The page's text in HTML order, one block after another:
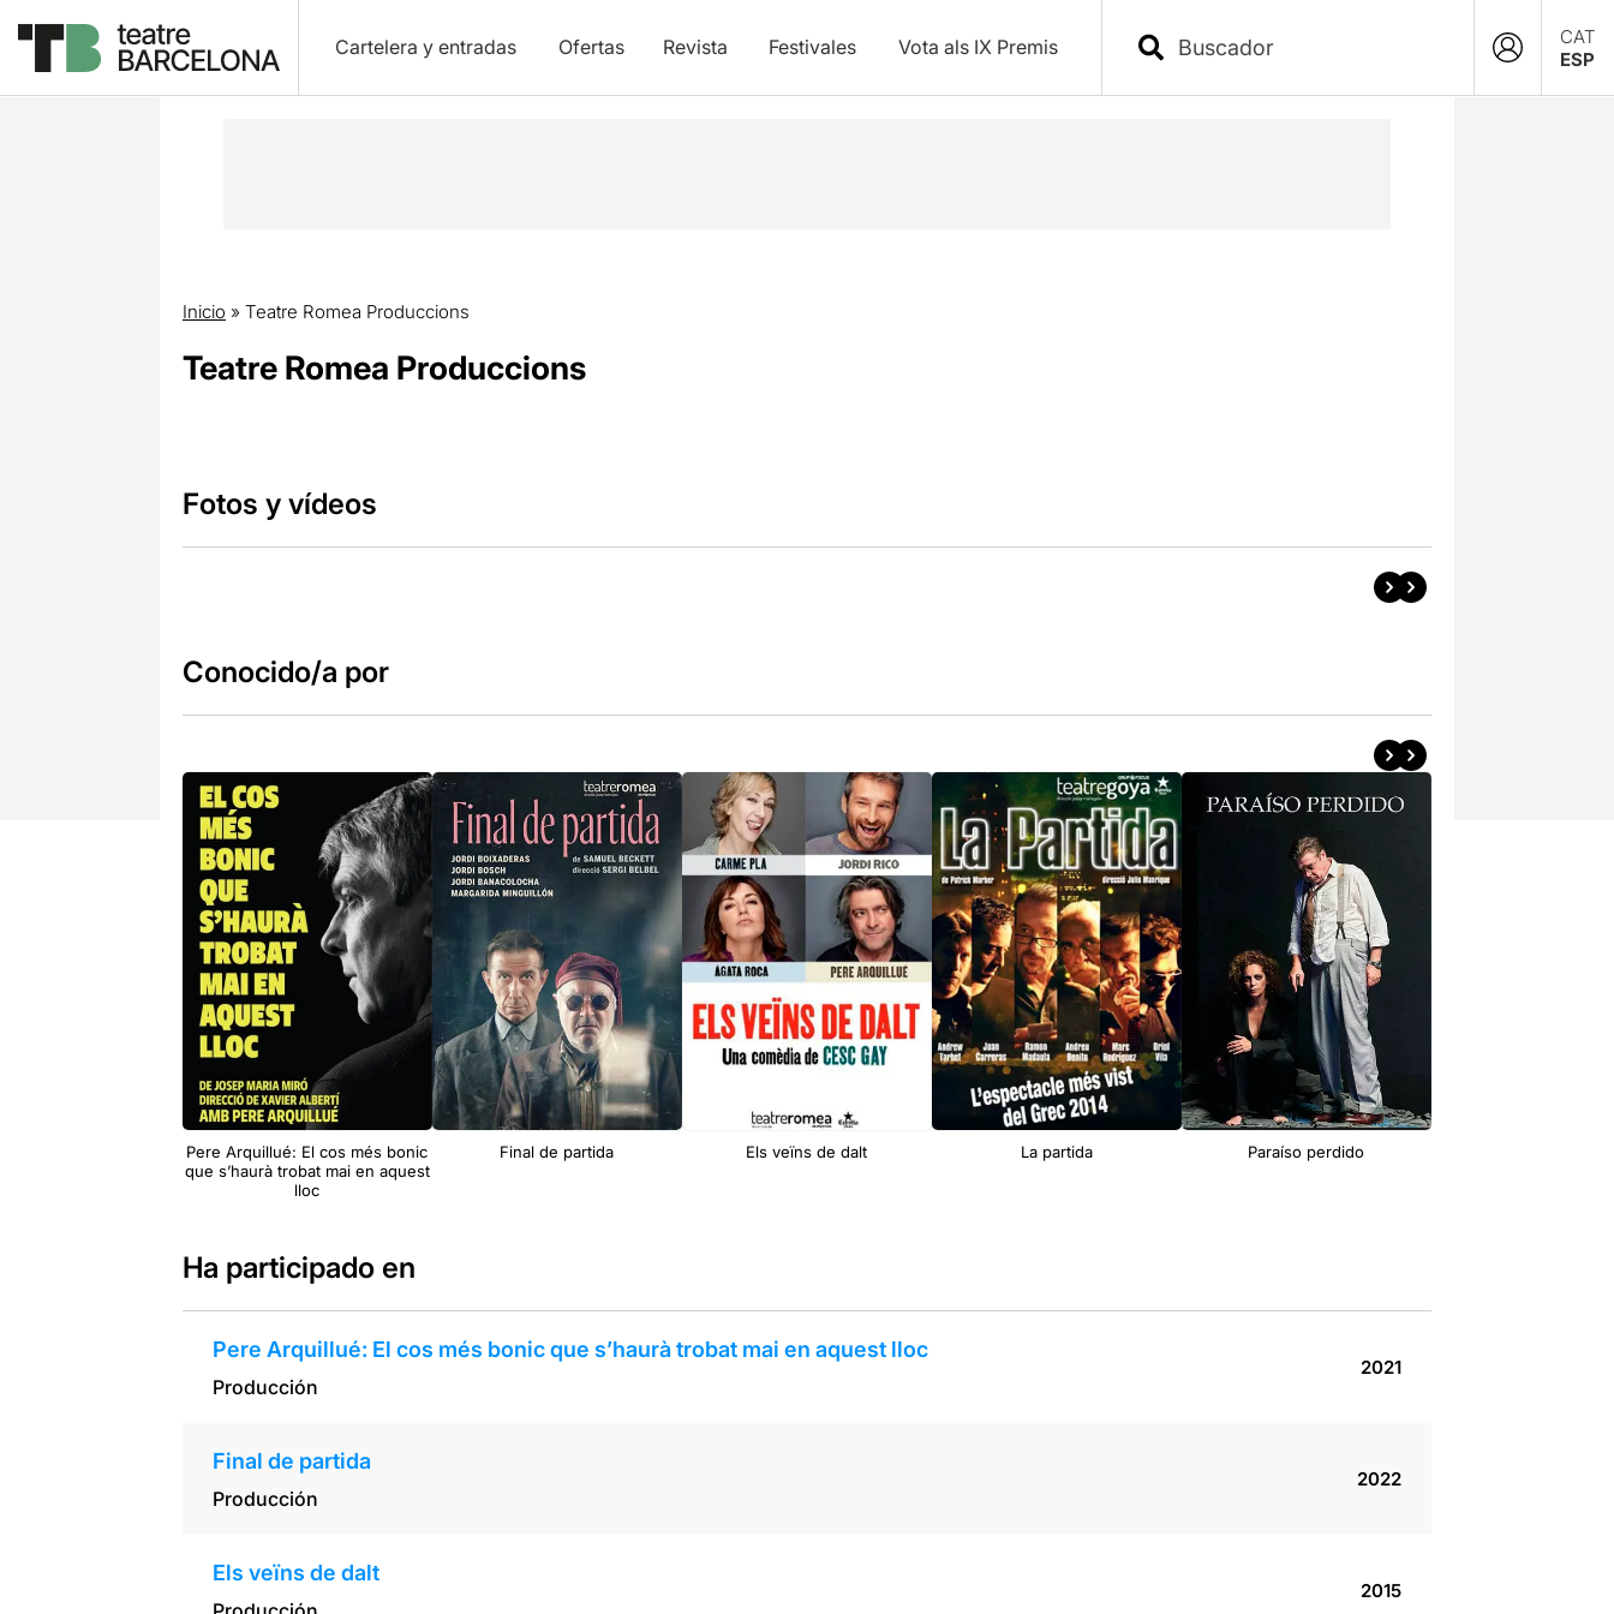
Cartelera y entradas Ofertas Revista Festivales Vota als IX Premis
CAT
ESP
Inicio » Teatre Romea Produccions
Teatre Romea Produccions
Fotos y vídeos
Conocido/a por
Pere Arquillué: El cos més bonic
que s’haurà trobat mai en aquest
lloc
Final de partida Els veïns de dalt La partida Paraíso perdido
Ha participado en
Pere Arquillué: El cos més bonic que s’haurà trobat mai en aquest lloc
Producción
2021
Final de partida
Producción
2022
Els veïns de dalt
2015